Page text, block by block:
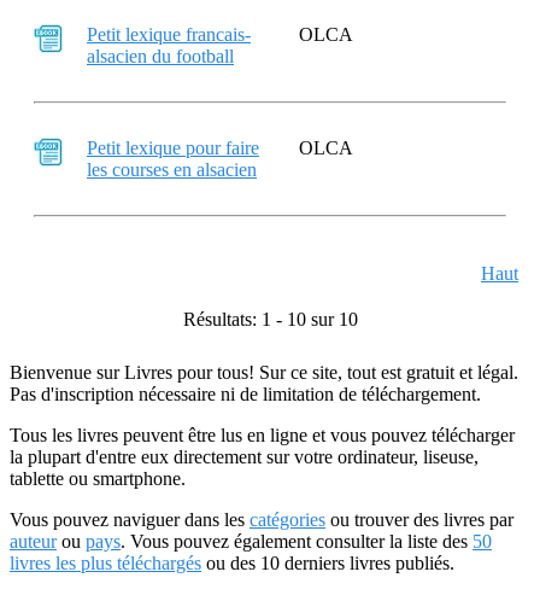
Petit lexique francais-
alsacien du football
OLCA
Petit lexique pour faire
les courses en alsacien
OLCA
Haut
Résultats: 1 - 10 sur 10
Bienvenue sur Livres pour tous! Sur ce site, tout est gratuit et légal.
Pas d'inscription nécessaire ni de limitation de téléchargement.
Tous les livres peuvent être lus en ligne et vous pouvez télécharger
la plupart d'entre eux directement sur votre ordinateur, liseuse,
tablette ou smartphone.
Vous pouvez naviguer dans les catégories ou trouver des livres par
auteurou pays. Vous pouvez également consulter la liste des 50
livres les plus téléchargés ou des 10 derniers livres publiés.